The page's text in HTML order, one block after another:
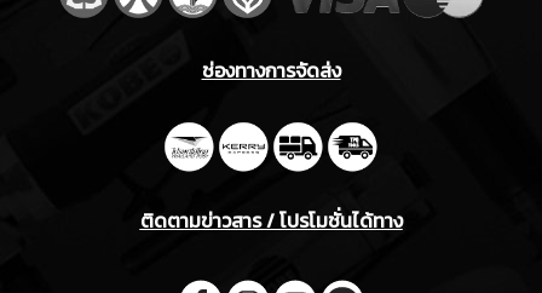
ช่องทางการจัดส่ง
ติดตามข่าวสาร / โปรโมชั่นได้ทาง